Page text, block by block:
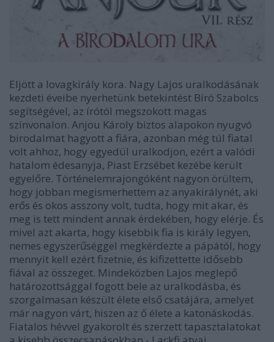
Eljött a lovagkirály kora. Nagy Lajos uralkodásának
kezdeti éveibe nyerhetünk betekintést Bíró Szabolcs
segítségével, az írótól megszokott magas
színvonalon. Anjou Károly biztos alapokon nyugvó
birodalmat hagyott a fiára, azonban még túl fiatal
volt ahhoz, hogy egyedül uralkodjon, ezért a valódi
hatalom édesanyja, Piast Erzsébet kezébe került
egyelőre. Történelemrajongóként nagyon örültem,
hogy jobban megismerhettem az anyakirálynét, aki
erős és okos asszony volt, tudta, hogy mit akar, és
meg is tett mindent annak érdekében, hogy elérje. És
mivel azt akarta, hogy kisebbik fia is király legyen,
nemes egyszerűséggel megkérdezte a pápától, hogy
mennyit kell ezért fizetnie, és kifizettette idősebb
fiával az összeget. Mindeközben Lajos meglepő
határozottsággal fogott bele az uralkodásba, és
szorgalmasan készült élete első csatájára, amelyet
már nagyon várt, hiszen az ő élete a katonáskodás.
Fiatalos hévvel gyakorolt és szerzett tapasztalatokat